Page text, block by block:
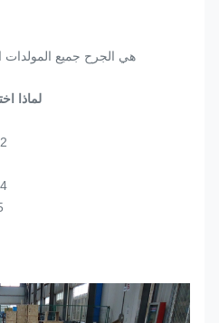
هي الجرح جميع المولدات
لماذا
2-وفي الأسهم والتوصيل السريع
4-أفضل نوعية وتنافسية الأسعار
5-مرتين